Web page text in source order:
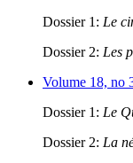
Dossier 1: Le
Dossier 2: Les
Volume 18, no
Dossier 1: Le
Dossier 2: La